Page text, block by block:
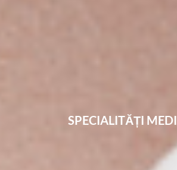
SPECIALITĂȚI